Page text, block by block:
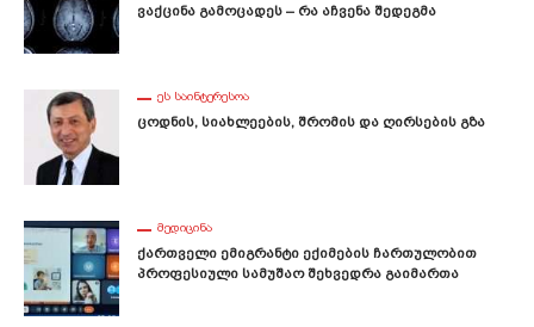
Ვაქცინა Გამოცადეს – Რა Აჩვენა Შედეგმა
ᲔᲡ ᲡᲐᲘᲜᲢᲔᲠᲔᲡᲝᲐ
Ცოდნის, Სიახლეების, Შრომის Და Ღირსების Გზა
ᲛᲔᲓᲘᲪᲘᲜᲐ
Ქართველი Ემიგრანტი Ექიმების Ჩართულობით
Პროფესიული Სამუშაო Შეხვედრა Გაიმართა